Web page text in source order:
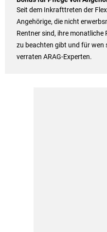
Seit dem Inkrafttreten der
Angehörige, die nicht
Rentner sind, ihre monatliche
zu beachten gibt und für wen
verraten ARAG-Experten.